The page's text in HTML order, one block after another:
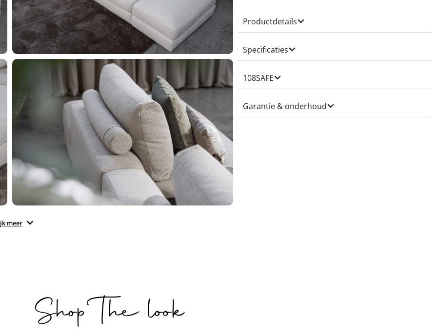
meer
Productdetails
Specificaties
108SAFE
Garantie & onderhoud
Shop The look